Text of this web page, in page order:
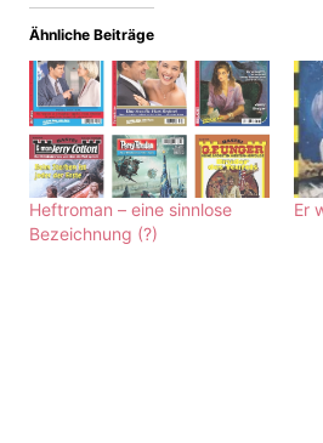
Ähnliche Beiträge
Heftroman – eine sinnlose
Bezeichnung (?)
Er